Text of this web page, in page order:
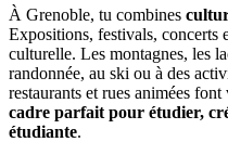
À Grenoble, tu combines
Expositions, festivals, concerts
culturelle. Les montagnes, les
randonnée, au ski ou à des
restaurants et rues animées
cadre parfait pour étudier,
étudiante.